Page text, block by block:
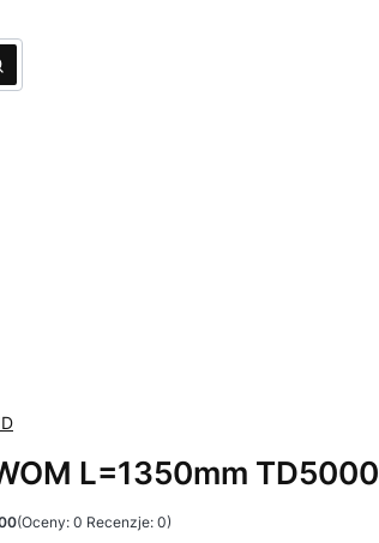
L=1350mm TD5000
(Oceny: 0 Recenzje: 0)